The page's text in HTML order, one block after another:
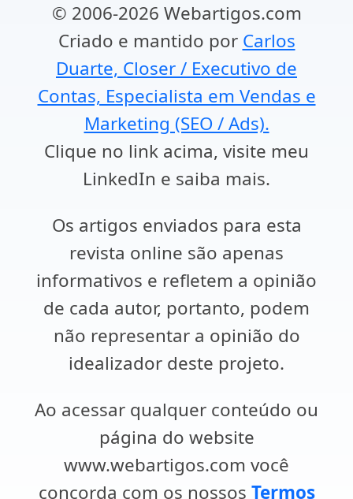
© 2006-2026 Webartigos.com
Criado e mantido por Carlos
Duarte, Closer / Executivo de
Contas, Especialista em Vendas e
Marketing (SEO / Ads).
Clique no link acima, visite meu
LinkedIn e saiba mais.
Os artigos enviados para esta
revista online são apenas
informativos e refletem a opinião
de cada autor, portanto, podem
não representar a opinião do
idealizador deste projeto.
Ao acessar qualquer conteúdo ou
página do website
www.webartigos.com você
concorda com os nossos Termos